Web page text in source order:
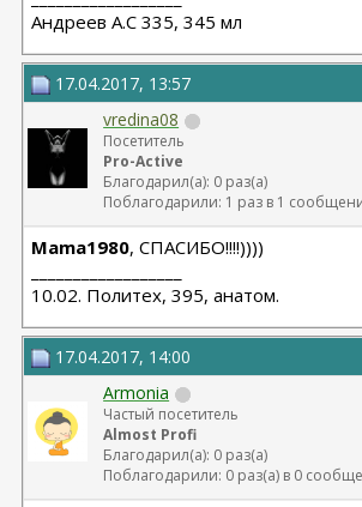
Андреев А.С 335, 345 мл
17.04.2017, 13:57
vredina08
Посетитель
Pro-Active
Благодарил(а): 0 раз(а)
Поблагодарили: 1 раз в 1
Mama1980, СПАСИБО!!!!))))
10.02. Политех, 395, анатом.
17.04.2017, 14:00
Armonia
Частый посетитель
Almost Profi
Благодарил(а): 0 раз(а)
Поблагодарили: 0 раз(а) в 0